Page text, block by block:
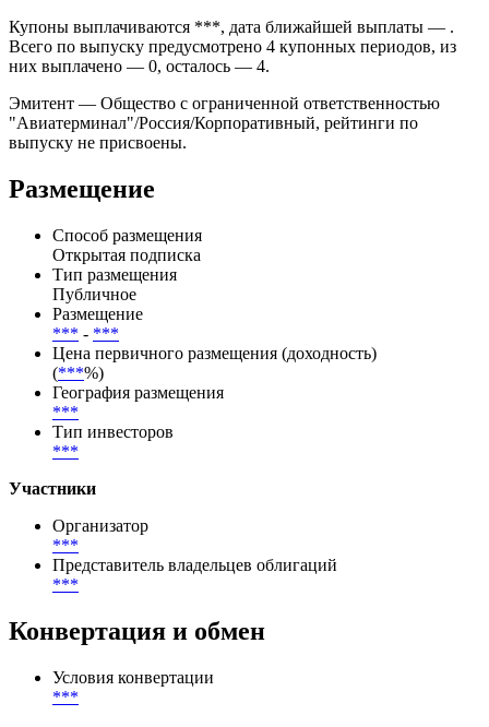
Купоны выплачиваются ***, дата ближайшей выплаты — .
Всего по выпуску предусмотрено 4 купонных периодов, из
них выплачено — 0, осталось — 4.
Эмитент — Общество с ограниченной ответственностью
"Авиатерминал"/Россия/Корпоративный, рейтинги по
выпуску не присвоены.
Размещение
Способ размещения
Открытая подписка
Тип размещения
Публичное
Размещение
*** - ***
Цена первичного размещения (доходность)
(***%)
География размещения
***
Тип инвесторов
***
Участники
Организатор
***
Представитель владельцев облигаций
***
Конвертация и обмен
Условия конвертации
***